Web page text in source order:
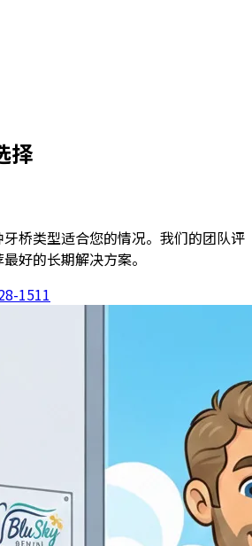
择
桥类型适合您的情况。我们的团队评
好的长期解决方案。
1511